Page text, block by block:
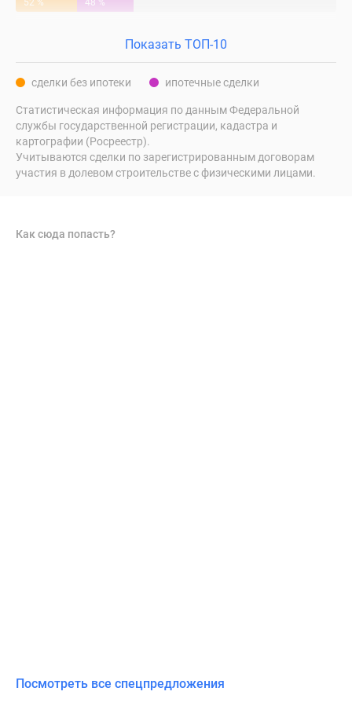
52 % 48 %
Показать ТОП-10
сделки без ипотеки ипотечные сделки
Статистическая информация по данным Федеральной
службы государственной регистрации, кадастра и
картографии (Росреестр).
Учитываются сделки по зарегистрированным договорам
участия в долевом строительстве с физическими лицами.
Как сюда попасть?
Посмотреть все спецпредложения